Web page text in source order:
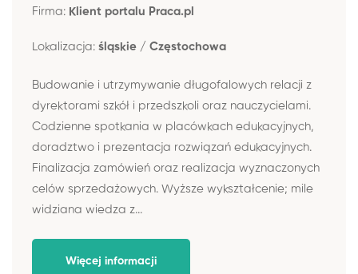
Firma: Klient portalu Praca.pl
Lokalizacja: śląskie / Częstochowa
Budowanie i utrzymywanie długofalowych relacji z
dyrektorami szkół i przedszkoli oraz nauczycielami.
Codzienne spotkania w placówkach edukacyjnych,
doradztwo i prezentacja rozwiązań edukacyjnych.
Finalizacja zamówień oraz realizacja wyznaczonych
celów sprzedażowych. Wyższe wykształcenie; mile
widziana wiedza z...
Więcej informacji